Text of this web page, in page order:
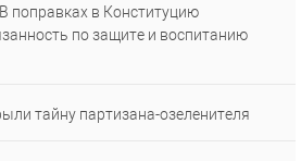
поправках в Конституцию
по защите и воспитанию
тайну партизана-озеленителя